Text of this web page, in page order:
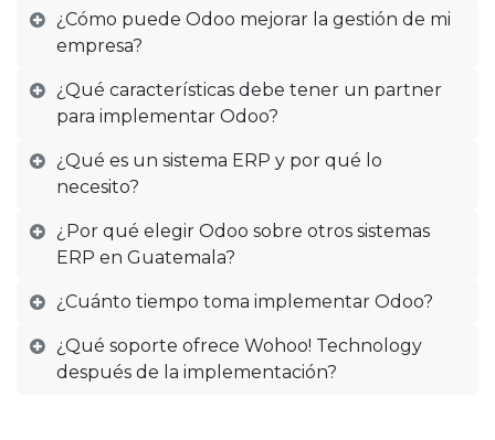
¿Cómo puede Odoo mejorar la gestión de mi
empresa?
¿Qué características debe tener un partner
para implementar Odoo?
¿Qué es un sistema ERP y por qué lo
necesito?
¿Por qué elegir Odoo sobre otros sistemas
ERP en Guatemala?
¿Cuánto tiempo toma implementar Odoo?
¿Qué soporte ofrece Wohoo! Technology
después de la implementación?